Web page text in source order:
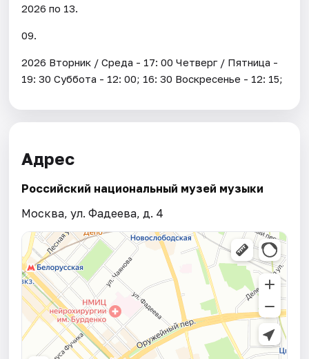
2026 по 13.
09.
2026 Вторник / Среда - 17: 00 Четверг / Пятница -
19: 30 Суббота - 12: 00; 16: 30 Воскресенье - 12: 15;
Адрес
Российский национальный музей музыки
Москва, ул. Фадеева, д. 4